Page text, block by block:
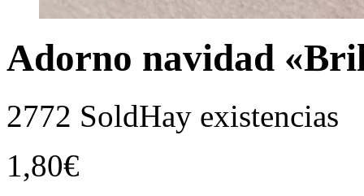
Adorno navidad
2772 SoldHay existencias
1,80€